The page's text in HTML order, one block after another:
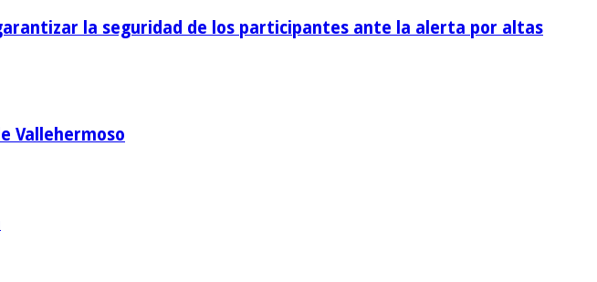
la seguridad de los participantes ante la alerta por altas
Vallehermoso